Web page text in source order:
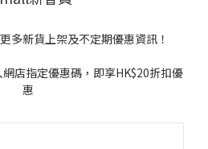
多新貨上架及不定期優惠資訊！
店指定優惠碼，即享HK$20折扣優
惠